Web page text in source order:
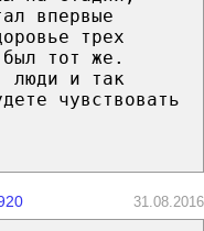
впервые
трех
тот же.
люди и так
чувствовать
31.08.2016